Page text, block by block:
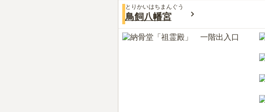
とりかいはちまんぐう
鳥飼八幡宮